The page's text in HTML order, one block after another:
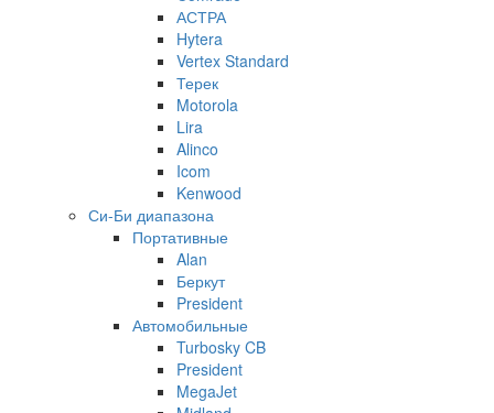
АСТРА
Hytera
Vertex Standard
Терек
Motorola
Lira
Alinco
Icom
Kenwood
Си-Би диапазона
Портативные
Alan
Беркут
President
Автомобильные
Turbosky CB
President
MegaJet